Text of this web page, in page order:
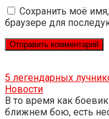
Сохранить моё
браузере для
5 легендарных
Новости
В то время как
ближнем бою, есть